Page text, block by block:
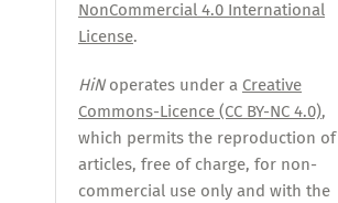
NonCommercial 4.0 International
License.
HiNoperates under a Creative
Commons-Licence (CC BY-NC 4.0),
which permits the reproduction of
articles, free of charge, for non-
commercial use only and with the